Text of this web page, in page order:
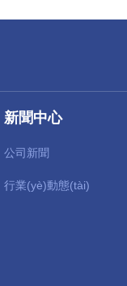
新聞中心
公司新聞
行業(yè)動態(tài)